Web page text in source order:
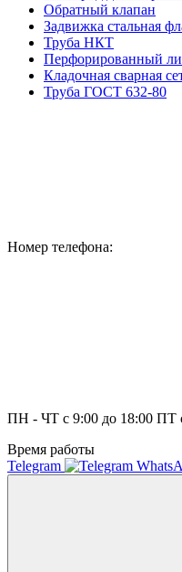
Обратный клапан
Задвижка стальная
Труба НКТ
Перфорированный
Кладочная сварная
Труба ГОСТ 632-80
Номер телефона:
ПН - ЧТ с 9:00 до 18:00 ПТ
Время работы
Telegram